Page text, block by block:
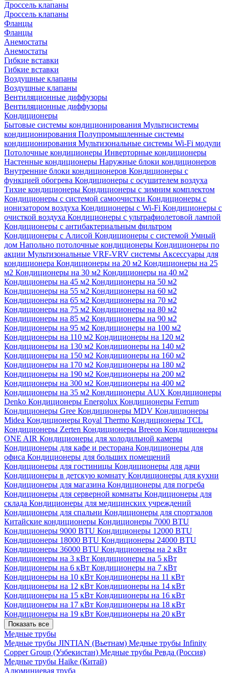
Дроссель клапаны
Дроссель клапаны
Фланцы
Фланцы
Анемостаты
Анемостаты
Гибкие вставки
Гибкие вставки
Воздушные клапаны
Воздушные клапаны
Вентиляционные диффузоры
Вентиляционные диффузоры
Кондиционеры
Бытовые системы кондиционирования Мультисистемы
кондиционирования Полупромышленные системы
кондиционирования Мультизональные системы Wi-Fi модули
Потолочные кондиционеры Инверторные кондиционеры
Настенные кондиционеры Наружные блоки кондиционеров
Внутренние блоки кондиционеров Кондиционеры с
функцией обогрева Кондиционеры с осушителем воздуха
Тихие кондиционеры Кондиционеры с зимним комплектом
Кондиционеры с системой самоочистки Кондиционеры с
ионизатором воздуха Кондиционеры с Wi-Fi Кондиционеры с
очисткой воздуха Кондиционеры с ультрафиолетовой лампой
Кондиционеры с антибактериальным фильтром
Кондиционеры с Алисой Кондиционеры с системой Умный
дом Напольно потолочные кондиционеры Кондиционеры по
акции Мультизональные VRF-VRV системы Аксессуары для
кондиционера Кондиционеры на 20 м2 Кондиционеры на 25
м2 Кондиционеры на 30 м2 Кондиционеры на 40 м2
Кондиционеры на 45 м2 Кондиционеры на 50 м2
Кондиционеры на 55 м2 Кондиционеры на 60 м2
Кондиционеры на 65 м2 Кондиционеры на 70 м2
Кондиционеры на 75 м2 Кондиционеры на 80 м2
Кондиционеры на 85 м2 Кондиционеры на 90 м2
Кондиционеры на 95 м2 Кондиционеры на 100 м2
Кондиционеры на 110 м2 Кондиционеры на 120 м2
Кондиционеры на 130 м2 Кондиционеры на 140 м2
Кондиционеры на 150 м2 Кондиционеры на 160 м2
Кондиционеры на 170 м2 Кондиционеры на 180 м2
Кондиционеры на 190 м2 Кондиционеры на 200 м2
Кондиционеры на 300 м2 Кондиционеры на 400 м2
Кондиционеры на 35 м2 Кондиционеры AUX Кондиционеры
Denko Кондиционеры Energolux Кондиционеры Ferrum
Кондиционеры Gree Кондиционеры MDV Кондиционеры
Midea Кондиционеры Royal Thermo Кондиционеры TCL
Кондиционеры Zerten Кондиционеры Breeon Кондиционеры
ONE AIR Кондиционеры для холодильной камеры
Кондиционеры для кафе и ресторана Кондиционеры для
офиса Кондиционеры для больших помещений
Кондиционеры для гостиницы Кондиционеры для дачи
Кондиционеры в детскую комнату Кондиционеры для кухни
Кондиционеры для магазина Кондиционеры для погреба
Кондиционеры для серверной комнаты Кондиционеры для
склада Кондиционеры для медицинских учреждений
Кондиционеры для спальни Кондиционеры для спортзалов
Китайские кондиционеры Кондиционеры 7000 BTU
Кондиционеры 9000 BTU Кондиционеры 12000 BTU
Кондиционеры 18000 BTU Кондиционеры 24000 BTU
Кондиционеры 36000 BTU Кондиционеры на 2 кВт
Кондиционеры на 3 кВт Кондиционеры на 5 кВт
Кондиционеры на 6 кВт Кондиционеры на 7 кВт
Кондиционеры на 10 кВт Кондиционеры на 11 кВт
Кондиционеры на 12 кВт Кондиционеры на 14 кВт
Кондиционеры на 15 кВт Кондиционеры на 16 кВт
Кондиционеры на 17 кВт Кондиционеры на 18 кВт
Кондиционеры на 19 кВт Кондиционеры на 20 кВт
Показать все
Медные трубы
Медные трубы JINTIAN (Вьетнам) Медные трубы Infinity
Copper Group (Узбекистан) Медные трубы Ревда (Россия)
Медные трубы Haike (Китай)
Алюминиевая труба